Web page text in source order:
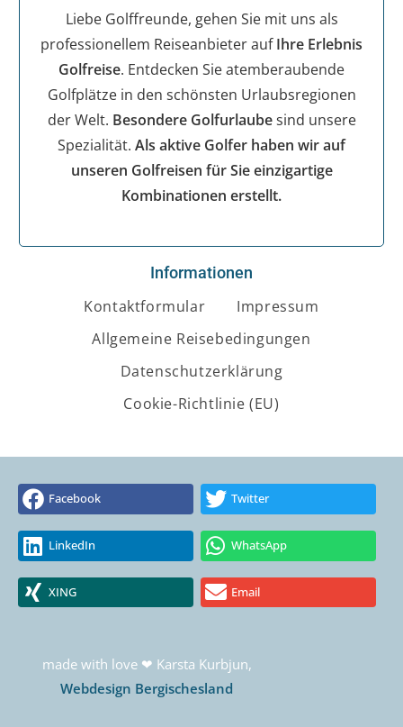
Liebe Golffreunde, gehen Sie mit uns als
professionellem Reiseanbieter aufIhre Erlebnis
Golfreise. Entdecken Sie atemberaubende
Golfplätze in den schönsten Urlaubsregionen
der Welt. Besondere Golfurlaubesind unsere
Spezialität. Als aktive Golfer haben wir auf
unseren Golfreisen für Sie einzigartige
Kombinationen erstellt.
Informationen
Kontaktformular
Impressum
Allgemeine Reisebedingungen
Datenschutzerklärung
Cookie-Richtlinie (EU)
Facebook Twitter
LinkedIn WhatsApp
XING Email
made with love ❤ Karsta Kurbjun,
Webdesign Bergischesland